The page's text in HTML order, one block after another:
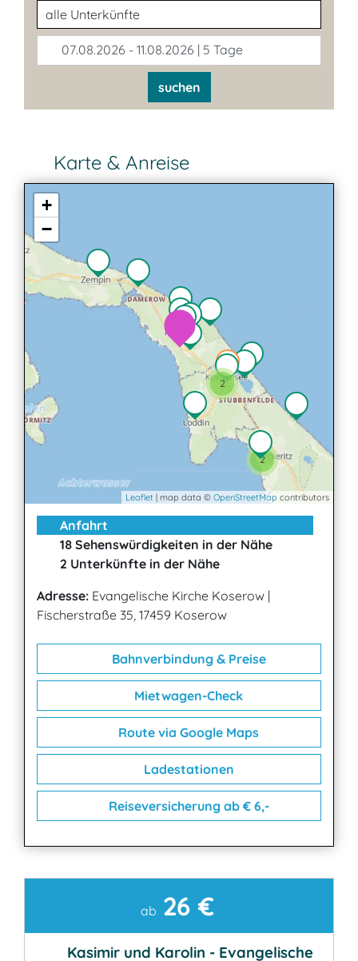
Unterkunftsart
07.08.2026 - 11.08.2026 | 5 Tage
suchen
Karte & Anreise
2
2
+
−
Leaflet | map data © OpenStreetMap contributors
Anfahrt
18 Sehenswürdigkeiten in der Nähe
2 Unterkünfte in der Nähe
Adresse: Evangelische Kirche Koserow |
Fischerstraße 35, 17459 Koserow
Bahnverbindung & Preise
Mietwagen-Check
Route via Google Maps
Ladestationen
Reiseversicherung ab € 6,-
ab 26 €
Kasimir und Karolin - Evangelische